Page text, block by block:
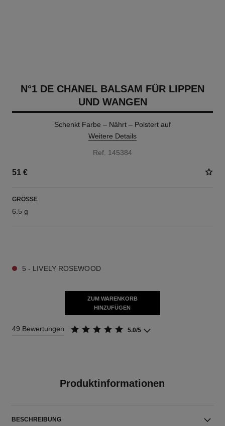
N°1 DE CHANEL BALSAM FÜR LIPPEN
UND WANGEN
Schenkt Farbe – Nährt – Polstert auf
Weitere Details
Ref. 145384
51 €
GRÖSSE
6.5 g
5 - LIVELY ROSEWOOD
ZUM WARENKORB
HINZUFÜGEN
49 Bewertungen 5.0/5
Produktinformationen
BESCHREIBUNG